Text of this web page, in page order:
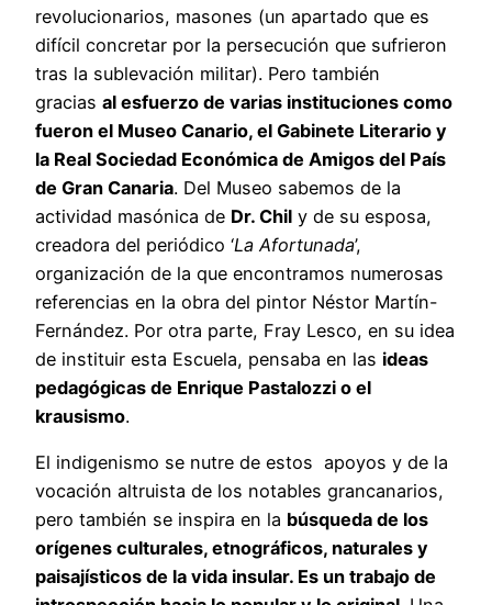
revolucionarios, masones (un apartado que es
difícil concretar por la persecución que sufrieron
tras la sublevación militar). Pero también
gracias al esfuerzo de varias instituciones como
fueron el Museo Canario, el Gabinete Literario y
la Real Sociedad Económica de Amigos del País
de Gran Canaria. Del Museo sabemos de la
actividad masónica de Dr. Chil y de su esposa,
creadora del periódico ‘La Afortunada’,
organización de la que encontramos numerosas
referencias en la obra del pintor Néstor Martín-
Fernández. Por otra parte, Fray Lesco, en su idea
de instituir esta Escuela, pensaba en las ideas
pedagógicas de Enrique Pastalozzi o el
krausismo.
El indigenismo se nutre de estos apoyos y de la
vocación altruista de los notables grancanarios,
pero también se inspira en la búsqueda de los
orígenes culturales, etnográficos, naturales y
paisajísticos de la vida insular. Es un trabajo de